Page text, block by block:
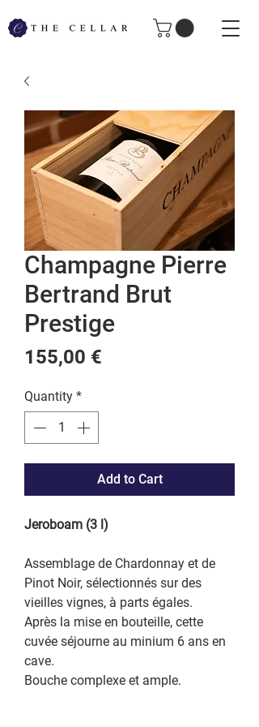
Champagne Pierre
Bertrand Brut
Prestige
155,00 €
Quantity *
Add to Cart
Jeroboam (3 l)
Assemblage de Chardonnay et de
Pinot Noir, sélectionnés sur des
vieilles vignes, à parts égales.
Après la mise en bouteille, cette
cuvée séjourne au minium 6 ans en
cave.
Bouche complexe et ample.